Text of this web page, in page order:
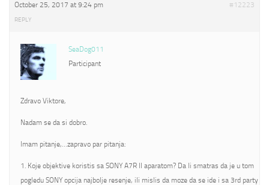
October 25, 2017 at 9:24 pm #12223
REPLY
SeaDog011
Participant
Zdravo Viktore,
Nadam se da si dobro.
Imam pitanje,…zapravo par pitanja:
1. Koje objektive koristis sa SONY A7R II aparatom? Da li smatras da je u tom
pogledu SONY opcija najbolje resenje, ili mislis da moze da se ide i sa 3rd party